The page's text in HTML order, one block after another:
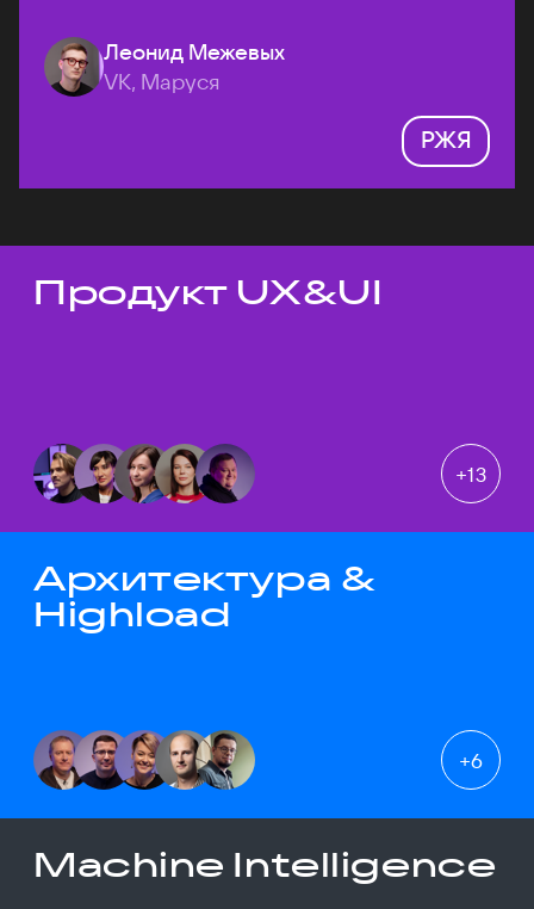
Леонид Межевых
VK, Маруся
РЖЯ
Темы докладов
Продукт UX&UI
+13
Архитектура &
Highload
+6
Machine Intelligence